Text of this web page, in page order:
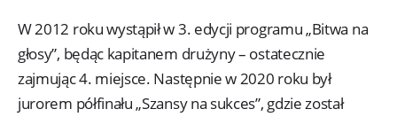
W 2012 roku wystąpił w 3. edycji programu „Bitwa na
głosy”, będąc kapitanem drużyny – ostatecznie
zajmując 4. miejsce. Następnie w 2020 roku był
jurorem półfinału „Szansy na sukces”, gdzie został